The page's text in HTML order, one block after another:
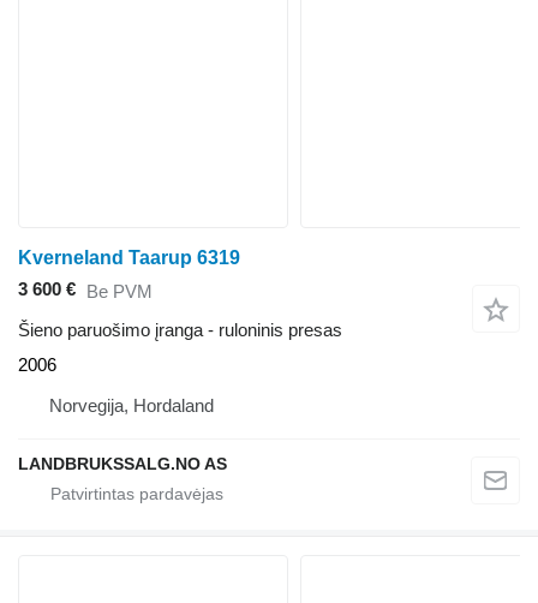
Kverneland Taarup 6319
3 600 € Be PVM
Šieno paruošimo įranga - ruloninis presas
2006
Norvegija, Hordaland
LANDBRUKSSALG.NO AS